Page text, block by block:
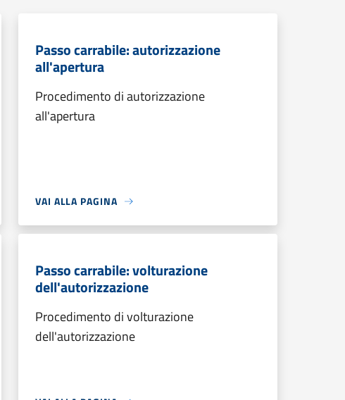
Passo carrabile: autorizzazione
all'apertura
Procedimento di autorizzazione
all'apertura
VAI ALLA PAGINA
Passo carrabile: volturazione
dell'autorizzazione
Procedimento di volturazione
dell'autorizzazione